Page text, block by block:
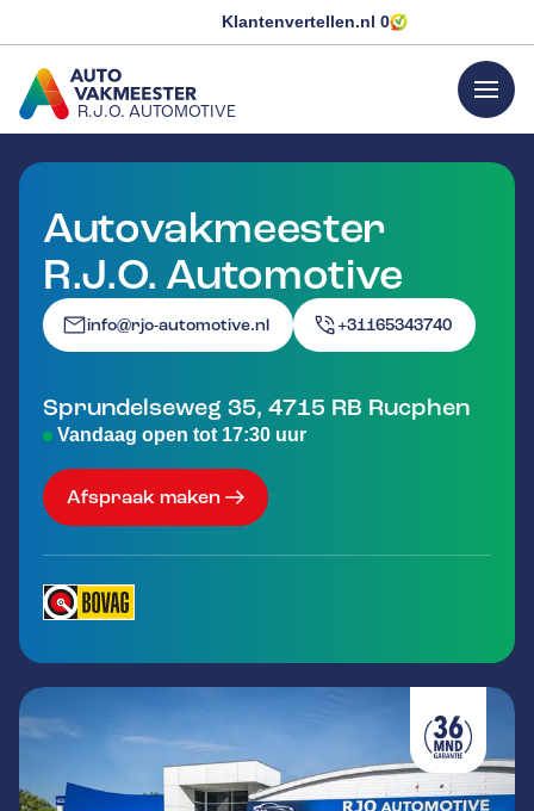
Klantenvertellen.nl 0
R.J.O. AUTOMOTIVE
GA NAAR DE HOMEPAGINA
menu
Autovakmeester
R.J.O. Automotive
info@rjo-automotive.nl +31165343740
Sprundelseweg 35, 4715 RB Rucphen
Vandaag open tot 17:30 uur
Afspraak maken